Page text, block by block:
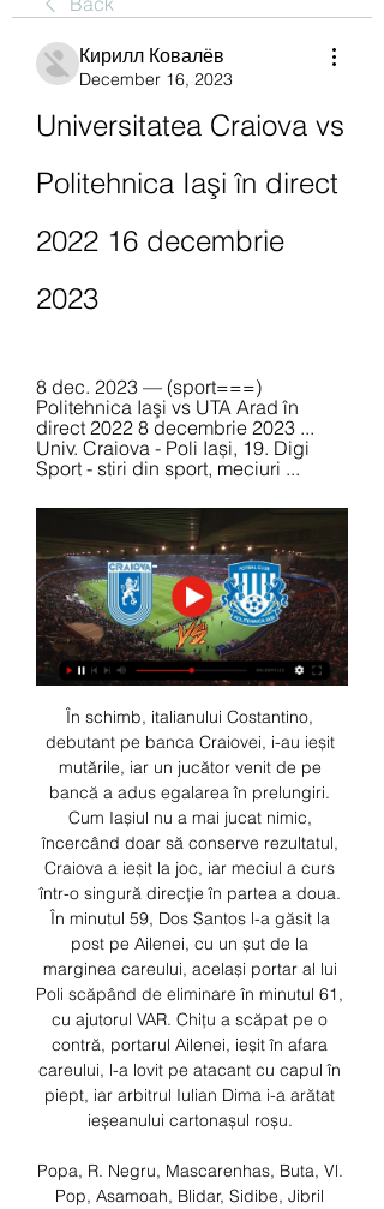
Кирилл Ковалёв
December 16, 2023
Universitatea Craiova vs
Politehnica Iaşi în direct
2022 16 decembrie
2023
8 dec. 2023 — (sport===)
Politehnica Iaşi vs UTA Arad în
direct 2022 8 decembrie 2023 ...
Univ. Craiova - Poli Iași, 19. Digi
Sport - stiri din sport, meciuri ...
În schimb, italianului Costantino,
debutant pe banca Craiovei, i-au ieșit
mutările, iar un jucător venit de pe
bancă a adus egalarea în prelungiri.
Cum Iașiul nu a mai jucat nimic,
încercând doar să conserve rezultatul,
Craiova a ieșit la joc, iar meciul a curs
într-o singură direcție în partea a doua.
În minutul 59, Dos Santos l-a găsit la
post pe Ailenei, cu un șut de la
marginea careului, același portar al lui
Poli scăpând de eliminare în minutul 61,
cu ajutorul VAR. Chițu a scăpat pe o
contră, portarul Ailenei, ieșit în afara
careului, l-a lovit pe atacant cu capul în
piept, iar arbitrul Iulian Dima i-a arătat
ieșeanului cartonașul roșu.
Popa, R. Negru, Mascarenhas, Buta, Vl.
Pop, Asamoah, Blidar, Sidibe, Jibril